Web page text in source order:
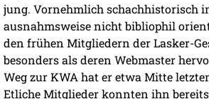
jung. Vornehmlich schachhistorisch
ausnahmsweise nicht bibliophil
den frühen Mitgliedern der Lasker-
besonders als deren Webmaster
Weg zur KWA hat er etwa Mitte
Etliche Mitglieder konnten ihn